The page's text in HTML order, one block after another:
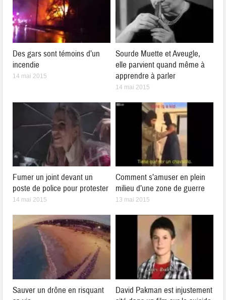
Des gars sont témoins d’un
incendie
14 mai 2015
Sourde Muette et Aveugle,
elle parvient quand même à
apprendre à parler
14 mai 2015
Fumer un joint devant un
poste de police pour protester
14 mai 2015
Comment s’amuser en plein
milieu d’une zone de guerre
13 mai 2015
Sauver un drône en risquant
David Pakman est injustement